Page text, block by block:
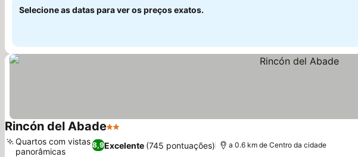
Selecione as datas para ver os preços exatos.
Rincón del Abade2 Estrelas
8,9Excelente (745 pontuações)
Quartos com vistas
panorâmicas
a 0.6 km de Centro da cidade